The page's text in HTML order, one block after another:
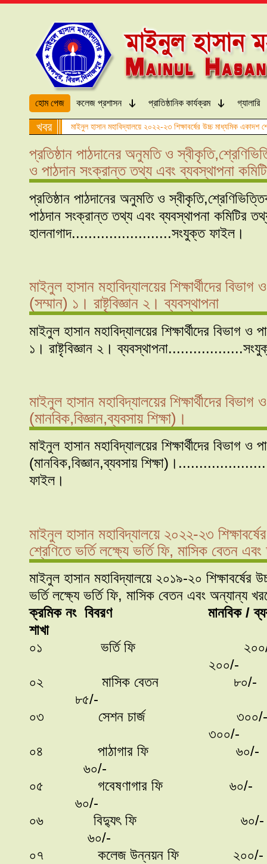
হোম পেজ কলেজ প্রশাসন প্রাতিষ্ঠানিক কার্যক্রম গ্যালারি
খবর মাইনুল হাসান মহাবিদ্যালয়ে ২০২২-২৩ শিক্ষাবর্ষের উচ্চ মাধ্যমিক
প্রতিষ্ঠান পাঠদানের অনুমতি ও
ও পাঠদান সংক্রান্ত তথ্য এবং ব্যবস্থাপনা
প্রতিষ্ঠান পাঠদানের অনুমতি ও
পাঠদান সংক্রান্ত তথ্য এবং ব্যবস্থাপনা কমিটির
হালনাগাদ........................সংযুক্ত ফাইল।
মাইনুল হাসান মহাবিদ্যালয়ের শিক্ষার্থীদের
(সম্মান) ১। রাষ্টৃবিজ্ঞান ২। ব্যবস্থাপনা
মাইনুল হাসান মহাবিদ্যালয়ের শিক্ষার্থীদের বিভাগ
১। রাষ্টৃবিজ্ঞান ২।
মাইনুল হাসান মহাবিদ্যালয়ের শিক্ষার্থীদের
(মানবিক,বিজ্ঞান,ব্যবসায় শিক্ষা)।
মাইনুল হাসান মহাবিদ্যালয়ের শিক্ষার্থীদের বিভাগ
(মানবিক,বিজ্ঞান,ব্যবসায়
ফাইল।
মাইনুল হাসান মহাবিদ্যালয়ে ২০২২-২৩
শ্রেণিতে ভর্তি লক্ষ্যে ভর্তি ফি, মাসিক বেতন
মাইনুল হাসান মহাবিদ্যালয়ে ২০১৯-২০ শিক্ষাবর্ষের
ভর্তি লক্ষ্যে ভর্তি ফি, মাসিক বেতন এবং অন্যান্য
ক্রমিক নং বিবরণ মানবিক / ব্যবসায়
শাখা
০১ ভর্তি ফি
২০০/-
০২ মাসিক
৮৫/-
০৩ সেশন চার্জ
৩০০/-
০৪ পাঠাগার
৬০/-
০৫
৬০/-
০৬ বিদ্যুৎ
৬০/-
০৭ কলেজ উন্নয়ন ফি